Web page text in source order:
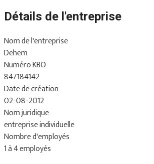
Détails de l'entreprise
Nom de l'entreprise
Dehem
Numéro KBO
847184142
Date de création
02-08-2012
Nom juridique
entreprise individuelle
Nombre d'employés
1 à 4 employés